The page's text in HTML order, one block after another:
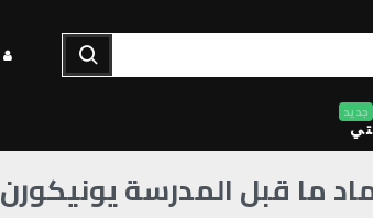
جديد
ما قبل المدرسة يونيكورن